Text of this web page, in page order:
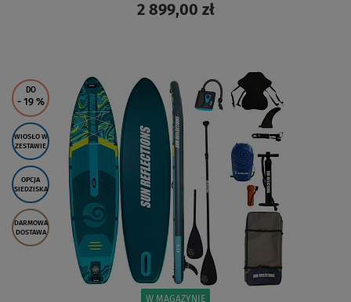
2 899,00 zł
DO
- 19 %
WIOSŁO W
ZESTAWIE
OPCJA
SIEDZISKA
DARMOWA
DOSTAWA
W MAGAZYNIE